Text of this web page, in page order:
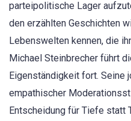
parteipolitische Lager
den erzählten Geschichten
Lebenswelten kennen, die
Michael Steinbrecher führt
Eigenständigkeit fort. Seine
empathischer
Entscheidung für Tiefe statt